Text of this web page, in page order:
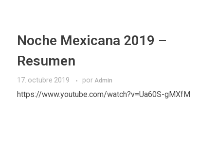
Noche Mexicana 2019 –
Resumen
17. octubre 2019 por Admin
https://www.youtube.com/watch?v=Ua60S-gMXfM